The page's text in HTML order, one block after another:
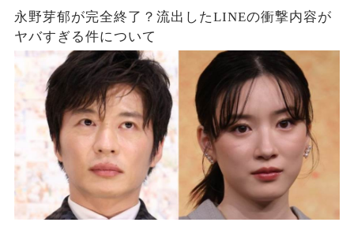
永野芽郁が完全終了？流出したLINEの衝撃内容が
ヤバすぎる件について